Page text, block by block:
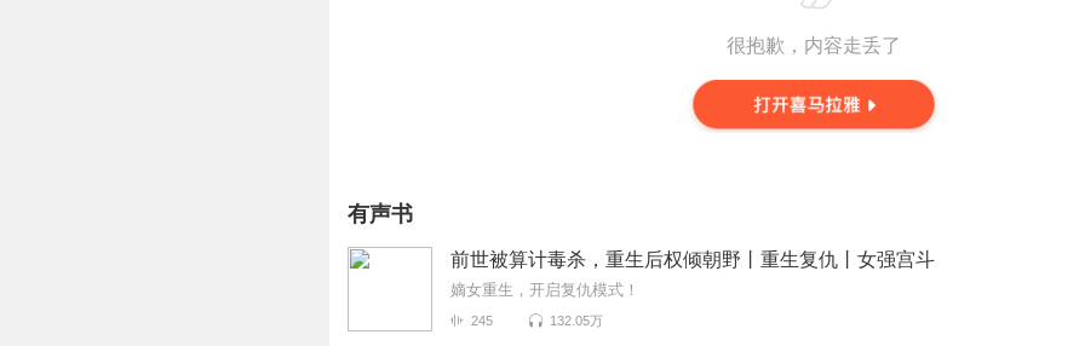
很抱歉，内容走丢了
有声书
前世被算计毒杀，重生后权倾朝野丨重生复仇丨女强宫斗
嫡女重生，开启复仇模式！
245 132.05万